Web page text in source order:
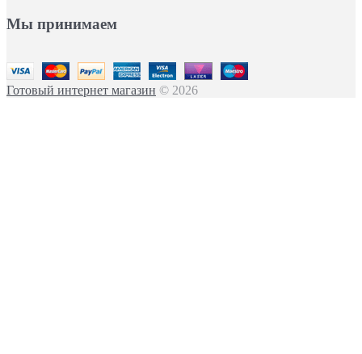
Мы принимаем
Готовый интернет магазин © 2026